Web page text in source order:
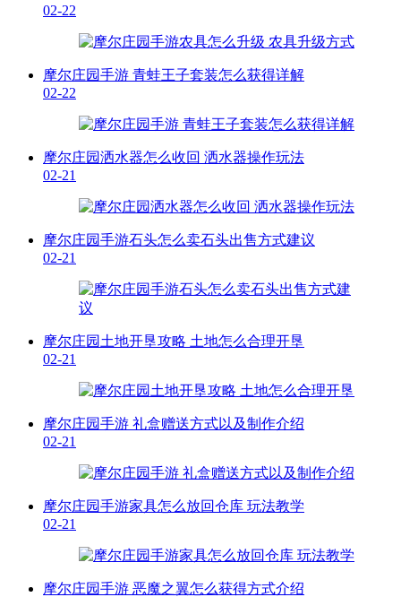
02-22
摩尔庄园手游 青蛙王子套装怎么获得详解
02-22
摩尔庄园洒水器怎么收回 洒水器操作玩法
02-21
摩尔庄园手游石头怎么卖石头出售方式建议
02-21
摩尔庄园土地开垦攻略 土地怎么合理开垦
02-21
摩尔庄园手游 礼盒赠送方式以及制作介绍
02-21
摩尔庄园手游家具怎么放回仓库 玩法教学
02-21
摩尔庄园手游 恶魔之翼怎么获得方式介绍